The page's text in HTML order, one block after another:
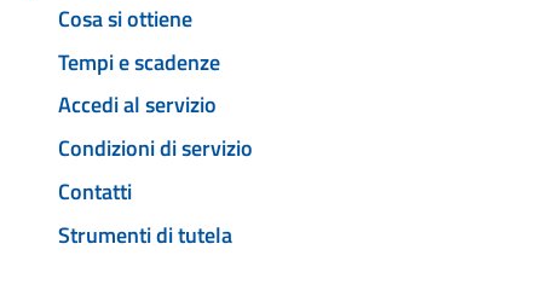
Cosa si ottiene
Tempi e scadenze
Accedi al servizio
Condizioni di servizio
Contatti
Strumenti di tutela